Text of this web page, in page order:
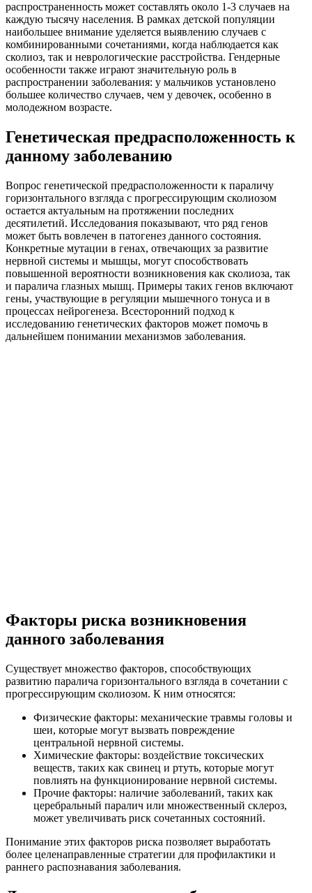
распространенность может составлять около 1-3 случаев на
каждую тысячу населения. В рамках детской популяции
наибольшее внимание уделяется выявлению случаев с
комбинированными сочетаниями, когда наблюдается как
сколиоз, так и неврологические расстройства. Гендерные
особенности также играют значительную роль в
распространении заболевания: у мальчиков установлено
большее количество случаев, чем у девочек, особенно в
молодежном возрасте.
Генетическая предрасположенность к
данному заболеванию
Вопрос генетической предрасположенности к параличу
горизонтального взгляда с прогрессирующим сколиозом
остается актуальным на протяжении последних
десятилетий. Исследования показывают, что ряд генов
может быть вовлечен в патогенез данного состояния.
Конкретные мутации в генах, отвечающих за развитие
нервной системы и мышцы, могут способствовать
повышенной вероятности возникновения как сколиоза, так
и паралича глазных мышц. Примеры таких генов включают
гены, участвующие в регуляции мышечного тонуса и в
процессах нейрогенеза. Всесторонний подход к
исследованию генетических факторов может помочь в
дальнейшем понимании механизмов заболевания.
Факторы риска возникновения
данного заболевания
Существует множество факторов, способствующих
развитию паралича горизонтального взгляда в сочетании с
прогрессирующим сколиозом. К ним относятся:
Физические факторы: механические травмы головы и
шеи, которые могут вызвать повреждение
центральной нервной системы.
Химические факторы: воздействие токсических
веществ, таких как свинец и ртуть, которые могут
повлиять на функционирование нервной системы.
Прочие факторы: наличие заболеваний, таких как
церебральный паралич или множественный склероз,
может увеличивать риск сочетанных состояний.
Понимание этих факторов риска позволяет выработать
более целенаправленные стратегии для профилактики и
раннего распознавания заболевания.